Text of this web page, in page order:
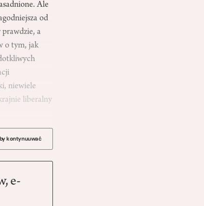
Ale
od
a
o tym, jak
niewiele
liberalny
kontynuuwać
e-